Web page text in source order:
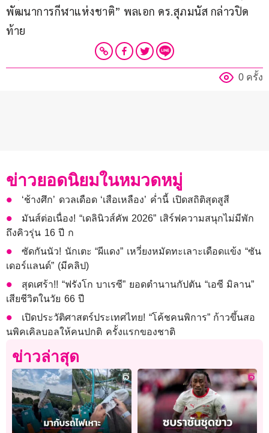
พัฒนาการกีฬาแห่งชาติ” พลเอก ดร.สุภมนัส กล่าวปิด
ท้าย
0 ครั้ง
ข่าวยอดนิยมในหมวดหมู่
‘ช้างศึก’ ดวลเดือด ‘เสือเหลือง’ ค่ำนี้ เปิดสถิติสุดสูสี
มันส์ต่อเนื่อง! “เดลินิวส์คัพ 2026” เสิร์ฟความสนุกไม่มีพัก
ถึงคิวรุ่น 16 ปี ก
ซัดกันนัว! นักเตะ “ผีแดง” เหวี่ยงหมัดทะเลาะเดือดแข้ง “ซัน
เดอร์แลนด์” (มีคลิป)
สุดเศร้า!! “ฟรังโก บาเรซี” ยอดตำนานกัปตัน “เอซี มิลาน”
เสียชีวิตในวัย 66 ปี
เปิดประวัติศาสตร์ประเทศไทย! “โค้ชคนพิการ” ก้าวขึ้นสอ
นพิคเคิลบอลให้คนปกติ ครั้งแรกของชาติ
ข่าวล่าสุด